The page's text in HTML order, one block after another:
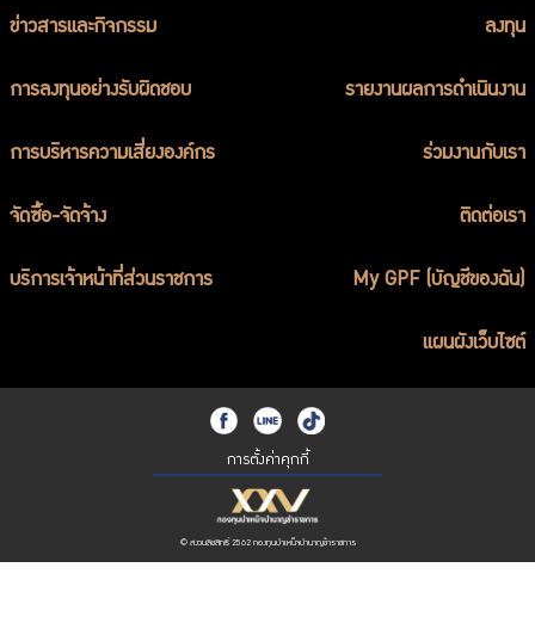
ข่าวสารและกิจกรรม ลงทุน
การลงทุนอย่างรับผิดชอบ รายงานผลการดำเนินงาน
การบริหารความเสี่ยงองค์กร ร่วมงานกับเรา
จัดซื้อ-จัดจ้าง ติดต่อเรา
บริการเจ้าหน้าที่ส่วนราชการ My GPF (บัญชีของฉัน)
แผนผังเว็บไซต์
การตั้งค่าคุกกี้
© สงวนลิขสิทธิ์ 2562 กองทุนบำเหน็จบำนาญข้าราชการ